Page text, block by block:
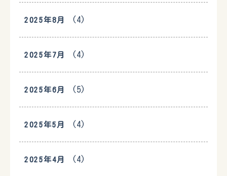
2025年8月 (4)
2025年7月 (4)
2025年6月 (5)
2025年5月 (4)
2025年4月 (4)